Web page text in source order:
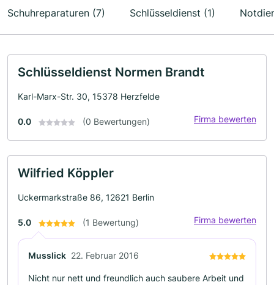
Schuhreparaturen (7) Schlüsseldienst (1)
Schlüsseldienst Normen Brandt
Karl-Marx-Str. 30, 15378 Herzfelde
0.0 (0 Bewertungen) Firma bewerten
Wilfried Köppler
Uckermarkstraße 86, 12621 Berlin
5.0 (1 Bewertung) Firma bewerten
Musslick 22. Februar 2016
Nicht nur nett und freundlich auch saubere Arbeit und